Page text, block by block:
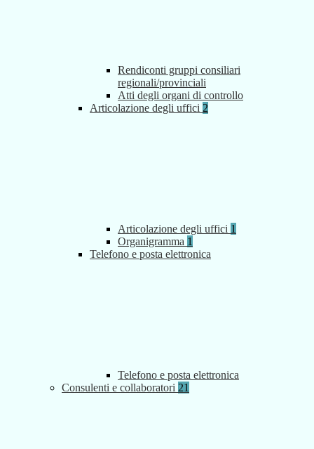
Rendiconti gruppi consiliari
regionali/provinciali
Atti degli organi di controllo
Articolazione degli uffici 2
Articolazione degli uffici 1
Organigramma 1
Telefono e posta elettronica
Telefono e posta elettronica
Consulenti e collaboratori 21